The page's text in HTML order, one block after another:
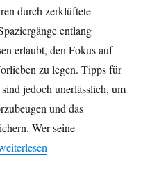
durch zerklüftete
entlang
erlaubt, den Fokus auf
zu legen. Tipps für
jedoch unerlässlich, um
und das
Wer seine
für Alleinreisende: